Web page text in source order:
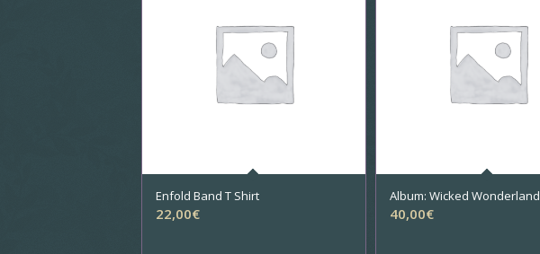
Enfold Band T Shirt
22,00€
Album: Wicked Wonderland
40,00€